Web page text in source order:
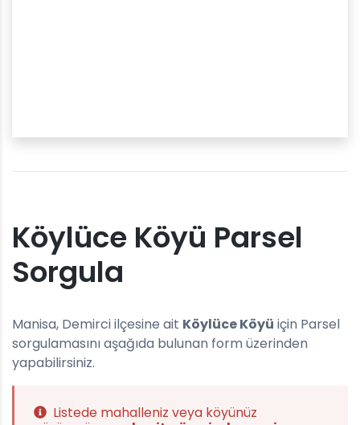
Köylüce Köyü Parsel
Sorgula
Manisa, Demirci ilçesine ait Köylüce Köyü için Parsel
sorgulamasını aşağıda bulunan form üzerinden
yapabilirsiniz.
Listede mahalleniz veya köyünüz